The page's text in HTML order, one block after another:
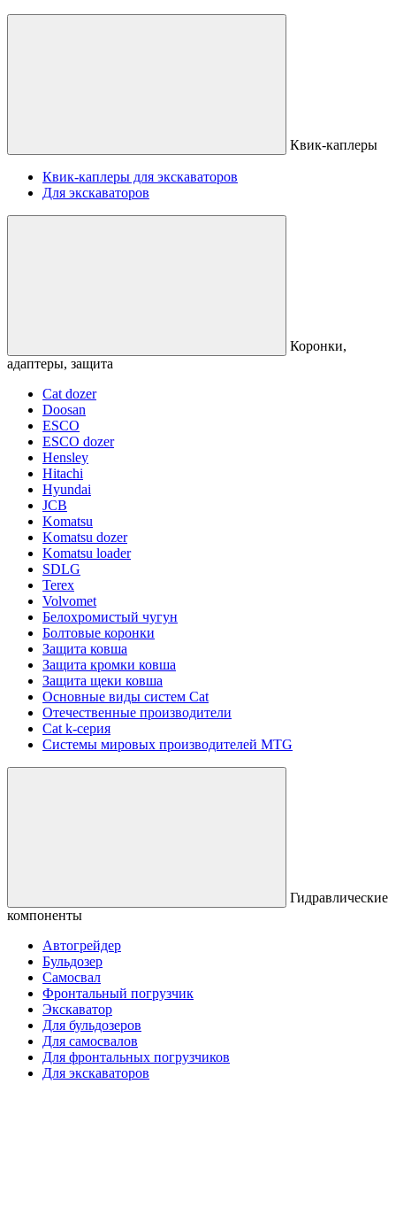
Квик-каплеры
Квик-каплеры для экскаваторов
Для экскаваторов
Коронки,
адаптеры, защита
Cat dozer
Doosan
ESCO
ESCO dozer
Hensley
Hitachi
Hyundai
JCB
Komatsu
Komatsu dozer
Komatsu loader
SDLG
Terex
Volvomet
Белохромистый чугун
Болтовые коронки
Защита ковша
Защита кромки ковша
Защита щеки ковша
Основные виды систем Cat
Отечественные производители
Сat k-серия
Системы мировых производителей MTG
Гидравлические
компоненты
Автогрейдер
Бульдозер
Самосвал
Фронтальный погрузчик
Экскаватор
Для бульдозеров
Для самосвалов
Для фронтальных погрузчиков
Для экскаваторов